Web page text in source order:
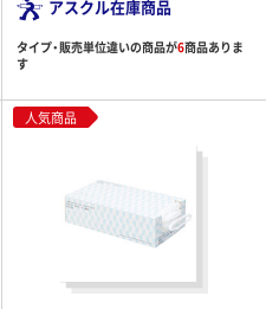
アスクル在庫商品
タイプ・販売単位違いの商品が6商品ありま
す
人気商品